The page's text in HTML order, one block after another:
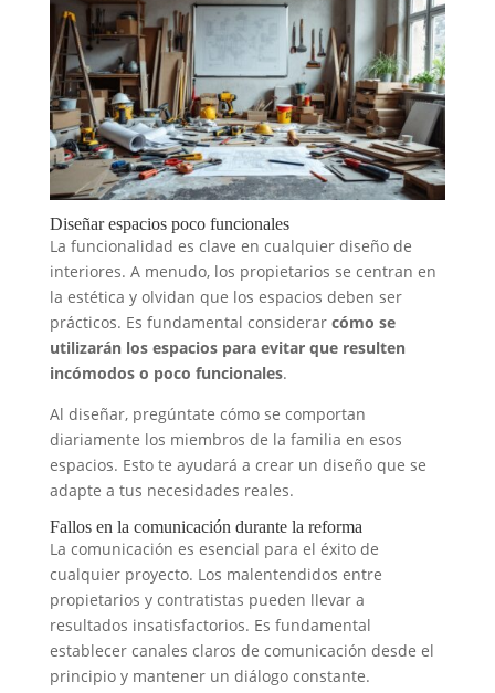
Diseñar espacios poco funcionales
La funcionalidad es clave en cualquier diseño de
interiores. A menudo, los propietarios se centran en
la estética y olvidan que los espacios deben ser
prácticos. Es fundamental considerar cómo se
utilizarán los espacios para evitar que resulten
incómodos o poco funcionales.
Al diseñar, pregúntate cómo se comportan
diariamente los miembros de la familia en esos
espacios. Esto te ayudará a crear un diseño que se
adapte a tus necesidades reales.
Fallos en la comunicación durante la reforma
La comunicación es esencial para el éxito de
cualquier proyecto. Los malentendidos entre
propietarios y contratistas pueden llevar a
resultados insatisfactorios. Es fundamental
establecer canales claros de comunicación desde el
principio y mantener un diálogo constante.